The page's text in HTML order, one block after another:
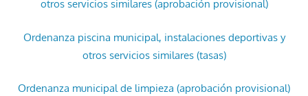
otros servicios similares (aprobación provisional)
Ordenanza piscina municipal, instalaciones deportivas y
otros servicios similares (tasas)
Ordenanza municipal de limpieza (aprobación provisional)